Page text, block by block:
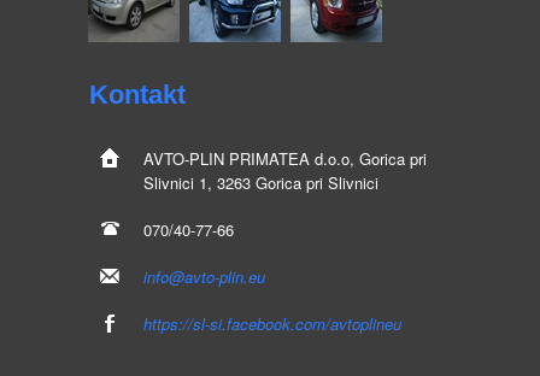
Kontakt
AVTO-PLIN PRIMATEA d.o.o, Gorica pri
Slivnici 1, 3263 Gorica pri Slivnici
070/40-77-66
info@avto-plin.eu
https://sl-si.facebook.com/avtoplineu